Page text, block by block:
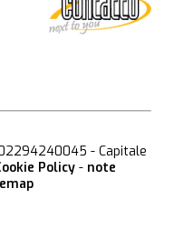
02294240045 - Capitale
Policy - note